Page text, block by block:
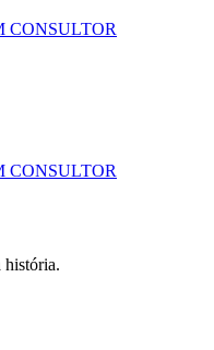
CONSULTOR
CONSULTOR
história.